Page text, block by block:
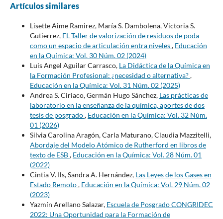
Artículos similares
Lisette Aime Ramirez, María S. Dambolena, Victoria S.
Gutierrez, EL Taller de valorización de residuos de poda
como un espacio de articulación entra niveles, Educación
en la Química: Vol. 30 Núm. 02 (2024)
Luis Angel Aguilar Carrasco, La Didáctica de la Química en
la Formación Profesional: ¿necesidad o alternativa?,
Educación en la Química: Vol. 31 Núm. 02 (2025)
Andrea S. Ciriaco, Germán Hugo Sánchez, Las prácticas de
laboratorio en la enseñanza de la química, aportes de dos
tesis de posgrado, Educación en la Química: Vol. 32 Núm.
01 (2026)
Silvia Carolina Aragón, Carla Maturano, Claudia Mazzitelli,
Abordaje del Modelo Atómico de Rutherford en libros de
texto de ESB, Educación en la Química: Vol. 28 Núm. 01
(2022)
Cintia V. Ils, Sandra A. Hernández, Las Leyes de los Gases en
Estado Remoto, Educación en la Química: Vol. 29 Núm. 02
(2023)
Yazmín Arellano Salazar, Escuela de Posgrado CONGRIDEC
2022: Una Oportunidad para la Formación de